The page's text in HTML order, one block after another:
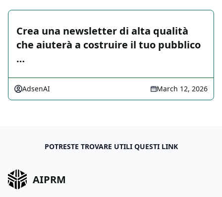
Crea una newsletter di alta qualità
che aiuterà a costruire il tuo pubblico
…
AdsenAI March 12, 2026
POTRESTE TROVARE UTILI QUESTI LINK
AIPRM